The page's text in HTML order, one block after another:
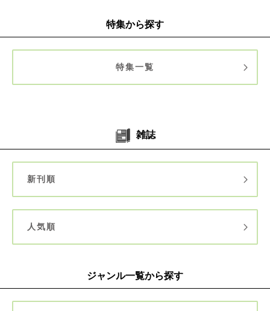
特集から探す
特集一覧
雑誌
新刊順
人気順
ジャンル一覧から探す